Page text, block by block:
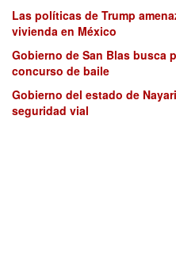
Las políticas de Trump
vivienda en México
Gobierno de San Blas busca
concurso de baile
Gobierno del estado de
seguridad vial